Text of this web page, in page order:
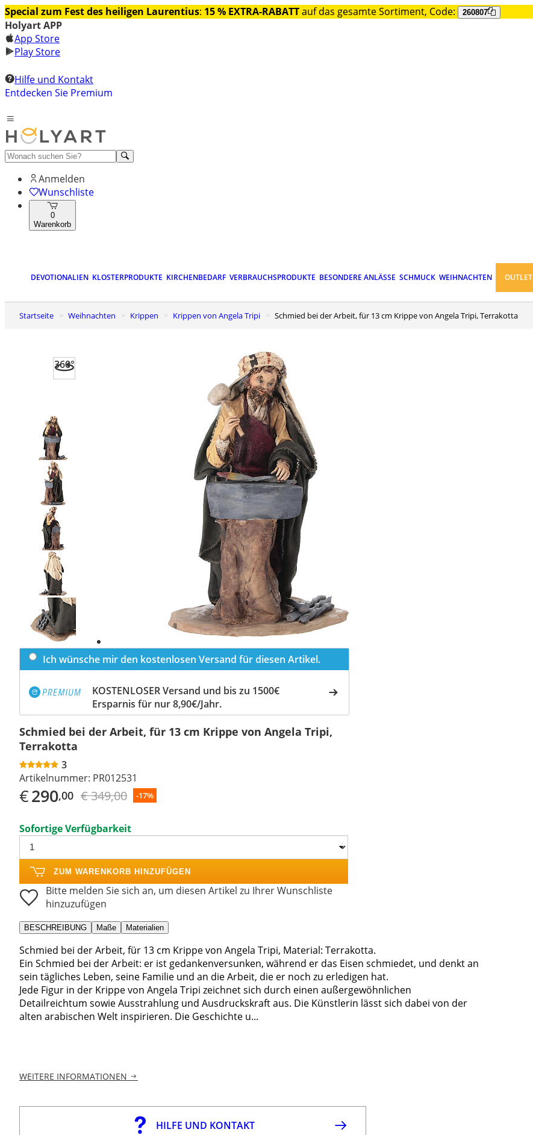
Special zum Fest des heiligen Laurentius: 15 % EXTRA-RABATTauf das gesamte Sortiment, Code: 260807
Holyart APP
App Store
Play Store
Hilfe und Kontakt
Entdecken Sie Premium
Anmelden
Wunschliste
0
Warenkorb
DEVOTIONALIEN KLOSTERPRODUKTE KIRCHENBEDARF VERBRAUCHSPRODUKTE BESONDERE ANLÄSSE SCHMUCK WEIHNACHTEN OUTLET
Startseite Weihnachten Krippen Krippen von Angela Tripi Schmied bei der Arbeit, für 13 cm Krippe von Angela Tripi, Terrakotta
360°
Previous
slide
Next
slide
Ich wünsche mir den kostenlosen Versand für diesen Artikel.
KOSTENLOSER Versand und bis zu 1500€
Ersparnis für nur 8,90€/Jahr.
Schmied bei der Arbeit, für 13 cm Krippe von Angela Tripi,
Terrakotta
3
Artikelnummer: PR012531
€290,00 € 349,00 -17%
Sofortige Verfügbarkeit
ZUM WARENKORB HINZUFÜGEN
Bitte melden Sie sich an, um diesen Artikel zu Ihrer Wunschliste
hinzuzufügen
BESCHREIBUNG Maße Materialien
Schmied bei der Arbeit, für 13 cm Krippe von Angela Tripi, Material: Terrakotta.
Ein Schmied bei der Arbeit: er ist gedankenversunken, während er das Eisen schmiedet, und denkt an
sein tägliches Leben, seine Familie und an die Arbeit, die er noch zu erledigen hat.
Jede Figur in der Krippe von Angela Tripi zeichnet sich durch einen außergewöhnlichen
Detailreichtum sowie Ausstrahlung und Ausdruckskraft aus. Die Künstlerin lässt sich dabei von der
alten arabischen Welt inspirieren. Die Geschichte u...
WEITERE INFORMATIONEN
HILFE UND KONTAKT